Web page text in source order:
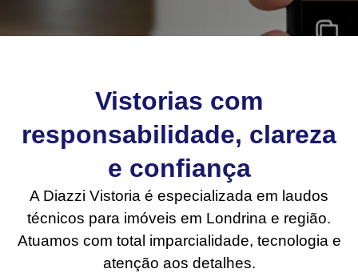
Vistorias com
responsabilidade, clareza
e confiança
A Diazzi Vistoria é especializada em laudos
técnicos para imóveis em Londrina e região.
Atuamos com total imparcialidade, tecnologia e
atenção aos detalhes.